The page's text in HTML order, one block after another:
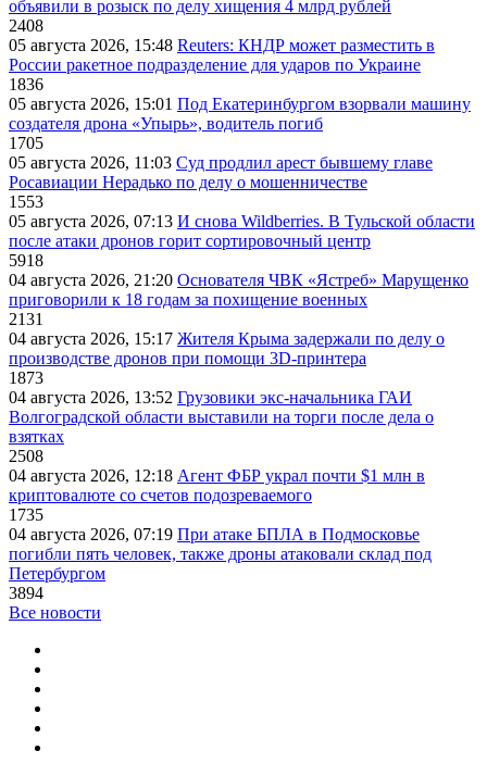
объявили в розыск по делу хищения 4 млрд рублей
2408
05 августа 2026, 15:48 Reuters: КНДР может разместить в
России ракетное подразделение для ударов по Украине
1836
05 августа 2026, 15:01 Под Екатеринбургом взорвали машину
создателя дрона «Упырь», водитель погиб
1705
05 августа 2026, 11:03 Суд продлил арест бывшему главе
Росавиации Нерадько по делу о мошенничестве
1553
05 августа 2026, 07:13 И снова Wildberries. В Тульской области
после атаки дронов горит сортировочный центр
5918
04 августа 2026, 21:20 Основателя ЧВК «Ястреб» Марущенко
приговорили к 18 годам за похищение военных
2131
04 августа 2026, 15:17 Жителя Крыма задержали по делу о
производстве дронов при помощи 3D‑принтера
1873
04 августа 2026, 13:52 Грузовики экс-начальника ГАИ
Волгоградской области выставили на торги после дела о
взятках
2508
04 августа 2026, 12:18 Агент ФБР украл почти $1 млн в
криптовалюте со счетов подозреваемого
1735
04 августа 2026, 07:19 При атаке БПЛА в Подмосковье
погибли пять человек, также дроны атаковали склад под
Петербургом
3894
Все новости